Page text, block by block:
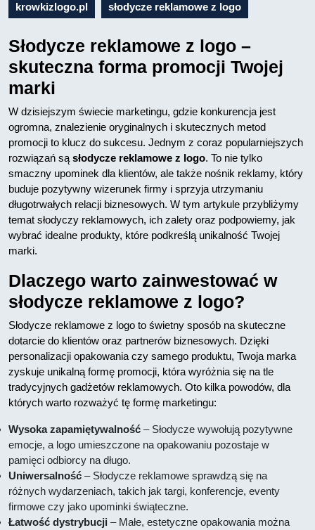
krowkizlogo.pl
słodycze reklamowe z logo
Słodycze reklamowe z logo –
skuteczna forma promocji Twojej
marki
W dzisiejszym świecie marketingu, gdzie konkurencja jest
ogromna, znalezienie oryginalnych i skutecznych metod
promocji to klucz do sukcesu. Jednym z coraz popularniejszych
rozwiązań są słodycze reklamowe z logo. To nie tylko
smaczny upominek dla klientów, ale także nośnik reklamy, który
buduje pozytywny wizerunek firmy i sprzyja utrzymaniu
długotrwałych relacji biznesowych. W tym artykule przybliżymy
temat słodyczy reklamowych, ich zalety oraz podpowiemy, jak
wybrać idealne produkty, które podkreślą unikalność Twojej
marki.
Dlaczego warto zainwestować w
słodycze reklamowe z logo?
Słodycze reklamowe z logo to świetny sposób na skuteczne
dotarcie do klientów oraz partnerów biznesowych. Dzięki
personalizacji opakowania czy samego produktu, Twoja marka
zyskuje unikalną formę promocji, która wyróżnia się na tle
tradycyjnych gadżetów reklamowych. Oto kilka powodów, dla
których warto rozważyć tę formę marketingu:
Wysoka zapamiętywalność – Słodycze wywołują pozytywne
emocje, a logo umieszczone na opakowaniu pozostaje w
pamięci odbiorcy na długo.
Uniwersalność – Słodycze reklamowe sprawdzą się na
różnych wydarzeniach, takich jak targi, konferencje, eventy
firmowe czy jako upominki świąteczne.
Łatwość dystrybucji – Małe, estetyczne opakowania można